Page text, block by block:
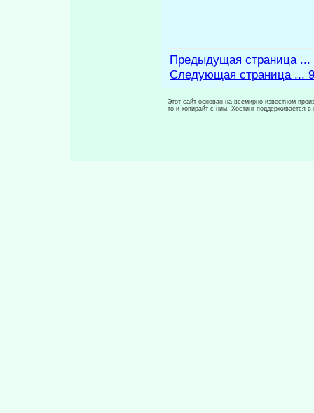
Предыдущая страница ...
Следующая страница ...
Этот сайт основан на всемирно известном
то и копирайт с ним. Хостинг поддерживается